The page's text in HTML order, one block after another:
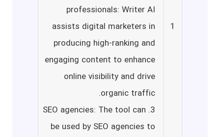
1
professionals: Writer AI
assists digital marketers in
producing high-ranking and
engaging content to enhance
online visibility and drive
organic traffic.
3. SEO agencies: The tool can
be used by SEO agencies to